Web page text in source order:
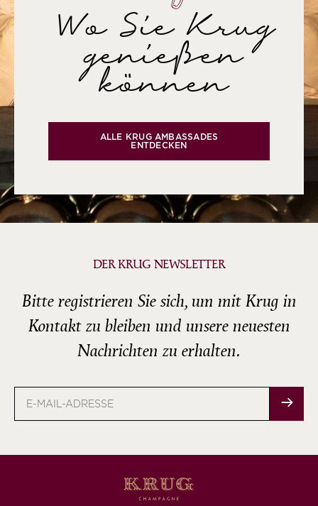
Wo Sie Krug
genießen
können
ALLE KRUG AMBASSADES
ENTDECKEN
DER KRUG NEWSLETTER
Bitte registrieren Sie sich, um mit Krug in
Kontakt zu bleiben und unsere neuesten
Nachrichten zu erhalten.
Mail-